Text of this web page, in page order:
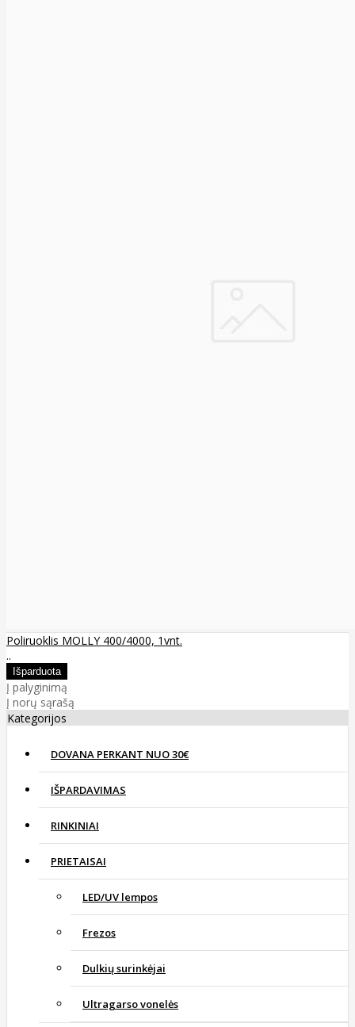
Poliruoklis MOLLY 400/4000, 1vnt.
..
Į palyginimą
Į norų sąrašą
Kategorijos
DOVANA PERKANT NUO 30€
IŠPARDAVIMAS
RINKINIAI
PRIETAISAI
LED/UV lempos
Frezos
Dulkių surinkėjai
Ultragarso vonelės